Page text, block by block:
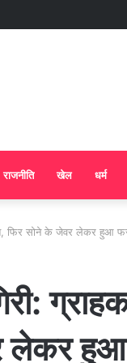
राजनीति खेल धर्म
फिर सोने के जेवर लेकर हुआ
लेकर हुआ